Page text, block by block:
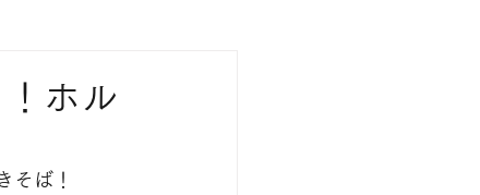
ホル
そば！